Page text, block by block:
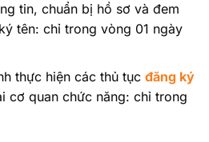
tin, chuẩn bị hồ sơ và đem
tên: chỉ trong vòng 01 ngày
thực hiện các thủ tục đăng ký
cơ quan chức năng: chỉ trong